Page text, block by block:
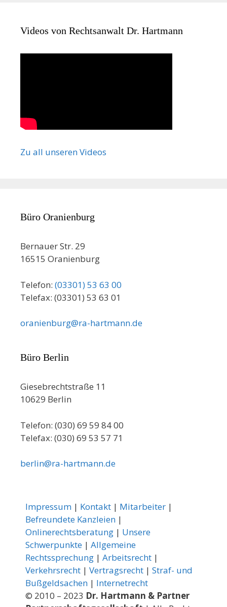
Videos von Rechtsanwalt Dr. Hartmann
Zu all unseren Videos
Büro Oranienburg
Bernauer Str. 29
16515 Oranienburg
Telefon: (03301) 53 63 00
Telefax: (03301) 53 63 01
oranienburg@ra-hartmann.de
Büro Berlin
Giesebrechtstraße 11
10629 Berlin
Telefon: (030) 69 59 84 00
Telefax: (030) 69 53 57 71
berlin@ra-hartmann.de
Impressum | Kontakt | Mitarbeiter |
Befreundete Kanzleien |
Onlinerechtsberatung | Unsere
Schwerpunkte | Allgemeine
Rechtssprechung | Arbeitsrecht |
Verkehrsrecht | Vertragsrecht | Straf- und
Bußgeldsachen | Internetrecht
© 2010 – 2023 Dr. Hartmann & Partner